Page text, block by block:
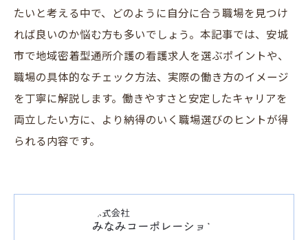
たいと考える中で、どのように自分に合う職場を見つけ
れば良いのか悩む方も多いでしょう。本記事では、安城
市で地域密着型通所介護の看護求人を選ぶポイントや、
職場の具体的なチェック方法、実際の働き方のイメージ
を丁寧に解説します。働きやすさと安定したキャリアを
両立したい方に、より納得のいく職場選びのヒントが得
られる内容です。